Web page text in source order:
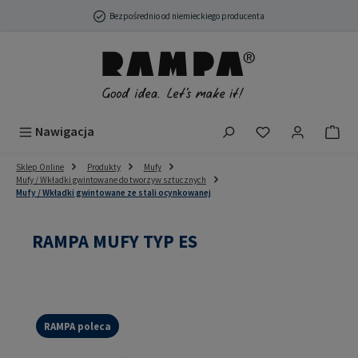
Przejdź do głównej zawartościBezpośrednio od niemieckiego producenta
Nawigacja Masz 0
Sklep Online Produkty
Mufy
Mufy / Wkładki gwintowane do tworzyw sztucznych
Mufy / Wkładki gwintowane ze stali ocynkowanej
RAMPA MUFY TYP ES
RAMPA poleca